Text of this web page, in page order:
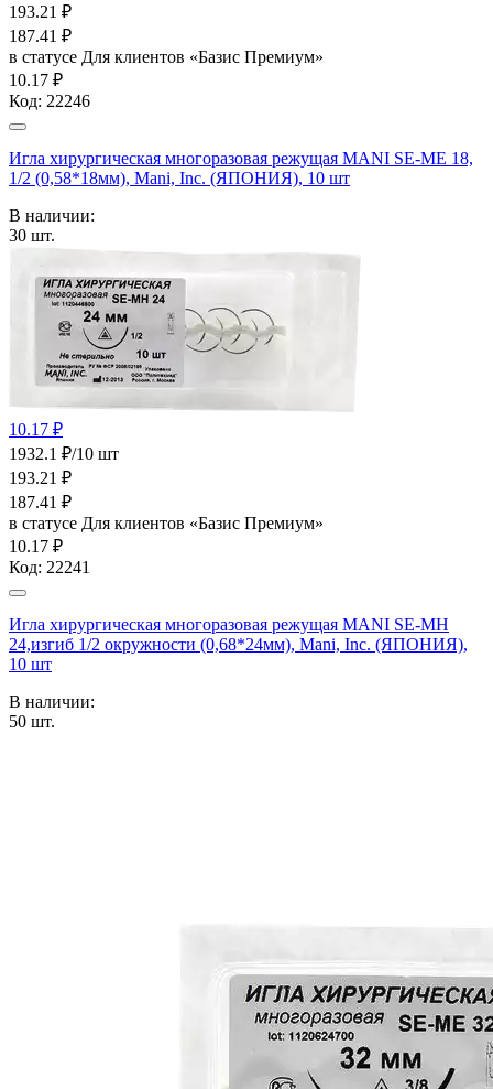
193.21 ₽
187.41 ₽
в статусе Для клиентов «Базис Премиум»
10.17 ₽
Код: 22246
Игла хирургическая многоразовая режущая MANI SE-МЕ 18,
1/2 (0,58*18мм), Mani, Inc. (ЯПОНИЯ), 10 шт
В наличии:
30 шт.
10.17 ₽
1932.1 ₽/10 шт
193.21 ₽
187.41 ₽
в статусе Для клиентов «Базис Премиум»
10.17 ₽
Код: 22241
Игла хирургическая многоразовая режущая MANI SE-МН
24,изгиб 1/2 окружности (0,68*24мм), Mani, Inc. (ЯПОНИЯ),
10 шт
В наличии:
50 шт.